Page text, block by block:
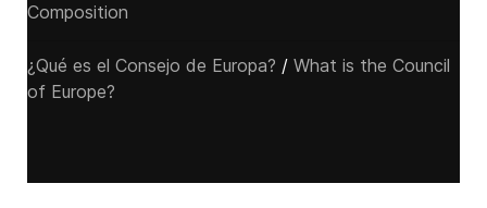
Composition
¿Qué es el Consejo de Europa? / What is the Council
of Europe?